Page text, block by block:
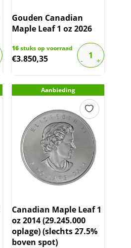
Gouden Canadian
Maple Leaf 1 oz 2026
16stuks op voorraad
€3.850,35
Aanbieding
Canadian Maple Leaf 1
oz 2014 (29.245.000
oplage) (slechts 27.5%
boven spot)